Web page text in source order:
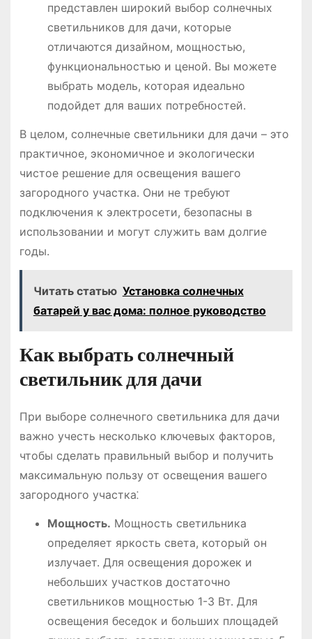
представлен широкий выбор солнечных
светильников для дачи, которые
отличаются дизайном, мощностью,
функциональностью и ценой. Вы можете
выбрать модель, которая идеально
подойдет для ваших потребностей.
В целом, солнечные светильники для дачи – это
практичное, экономичное и экологически
чистое решение для освещения вашего
загородного участка. Они не требуют
подключения к электросети, безопасны в
использовании и могут служить вам долгие
годы.
Читать статью Установка солнечных
батарей у вас дома: полное руководство
Как выбрать солнечный
светильник для дачи
При выборе солнечного светильника для дачи
важно учесть несколько ключевых факторов,
чтобы сделать правильный выбор и получить
максимальную пользу от освещения вашего
загородного участка⁚
Мощность. Мощность светильника
определяет яркость света, который он
излучает. Для освещения дорожек и
небольших участков достаточно
светильников мощностью 1-3 Вт. Для
освещения беседок и больших площадей